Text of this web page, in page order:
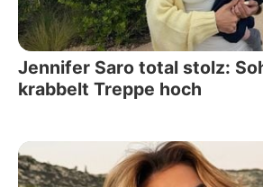
Jennifer Saro total stolz:
krabbelt Treppe hoch